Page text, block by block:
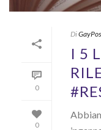
0
0
Di
I 5